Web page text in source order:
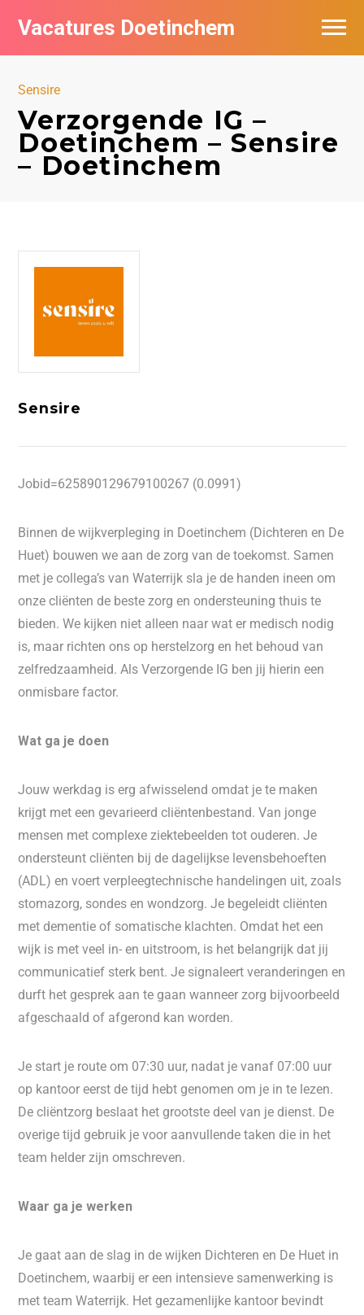
Vacatures Doetinchem
Sensire
Verzorgende IG –
Doetinchem – Sensire
– Doetinchem
Sensire
Jobid=625890129679100267 (0.0991)
Binnen de wijkverpleging in Doetinchem (Dichteren en De
Huet) bouwen we aan de zorg van de toekomst. Samen
met je collega’s van Waterrijk sla je de handen ineen om
onze cliënten de beste zorg en ondersteuning thuis te
bieden. We kijken niet alleen naar wat er medisch nodig
is, maar richten ons op herstelzorg en het behoud van
zelfredzaamheid. Als Verzorgende IG ben jij hierin een
onmisbare factor.
Wat ga je doen
Jouw werkdag is erg afwisselend omdat je te maken
krijgt met een gevarieerd cliëntenbestand. Van jonge
mensen met complexe ziektebeelden tot ouderen. Je
ondersteunt cliënten bij de dagelijkse levensbehoeften
(ADL) en voert verpleegtechnische handelingen uit, zoals
stomazorg, sondes en wondzorg. Je begeleidt cliënten
met dementie of somatische klachten. Omdat het een
wijk is met veel in- en uitstroom, is het belangrijk dat jij
communicatief sterk bent. Je signaleert veranderingen en
durft het gesprek aan te gaan wanneer zorg bijvoorbeeld
afgeschaald of afgerond kan worden.
Je start je route om 07:30 uur, nadat je vanaf 07:00 uur
op kantoor eerst de tijd hebt genomen om je in te lezen.
De cliëntzorg beslaat het grootste deel van je dienst. De
overige tijd gebruik je voor aanvullende taken die in het
team helder zijn omschreven.
Waar ga je werken
Je gaat aan de slag in de wijken Dichteren en De Huet in
Doetinchem, waarbij er een intensieve samenwerking is
met team Waterrijk. Het gezamenlijke kantoor bevindt
Vacatures per bedrijf
Nieuwsbrief feed